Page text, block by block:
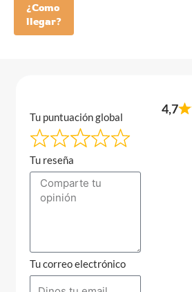
¿Como
llegar?
Tu puntuación global
Tu reseña
Tu correo electrónico
4,7